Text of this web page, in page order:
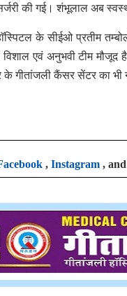
की गई। शंभूलाल अब
के सीईओ प्रतीम
एवं अनुभवी टीम मौजूद
गीतांजली कैंसर सेंटर का भी
, Instagram , and